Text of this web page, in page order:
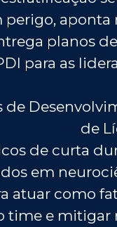
aponta
planos
para as
de
de
de curta
em
atuar como
time e mitigar